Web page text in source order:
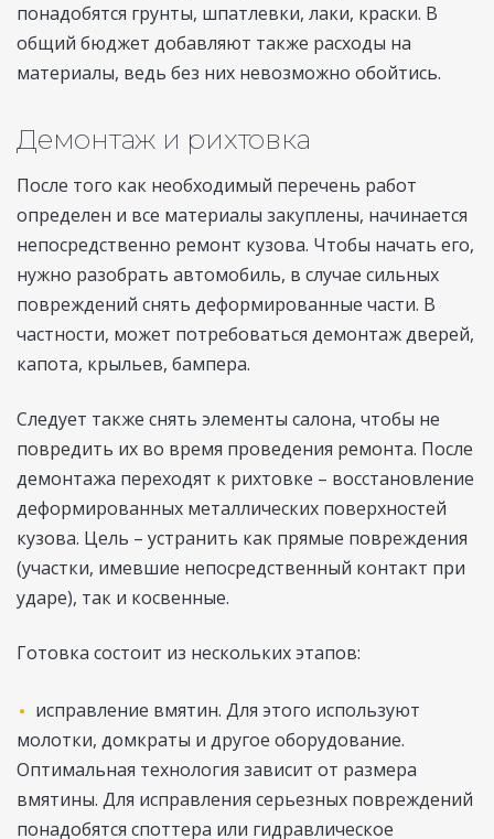
понадобятся грунты, шпатлевки, лаки, краски. В
общий бюджет добавляют также расходы на
материалы, ведь без них невозможно обойтись.
Демонтаж и рихтовка
После того как необходимый перечень работ
определен и все материалы закуплены, начинается
непосредственно ремонт кузова. Чтобы начать его,
нужно разобрать автомобиль, в случае сильных
повреждений снять деформированные части. В
частности, может потребоваться демонтаж дверей,
капота, крыльев, бампера.
Следует также снять элементы салона, чтобы не
повредить их во время проведения ремонта. После
демонтажа переходят к рихтовке – восстановление
деформированных металлических поверхностей
кузова. Цель – устранить как прямые повреждения
(участки, имевшие непосредственный контакт при
ударе), так и косвенные.
Готовка состоит из нескольких этапов:
исправление вмятин. Для этого используют
молотки, домкраты и другое оборудование.
Оптимальная технология зависит от размера
вмятины. Для исправления серьезных повреждений
понадобятся споттера или гидравлическое